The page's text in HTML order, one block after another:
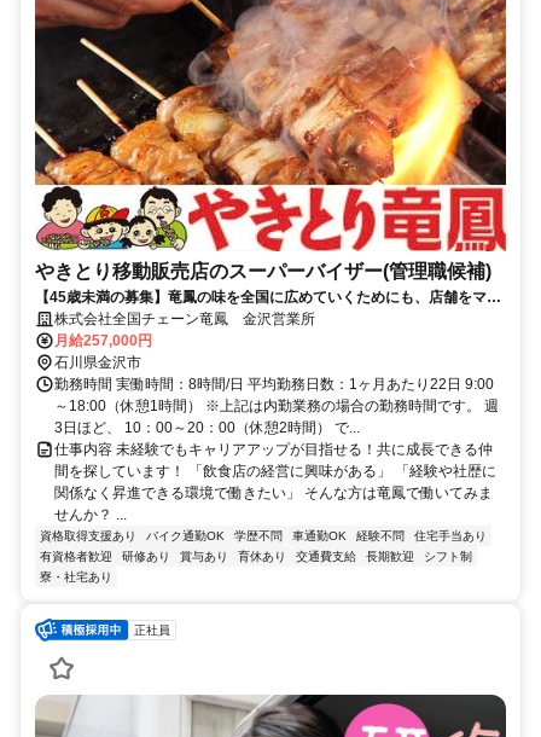
やきとり移動販売店のスーパーバイザー(管理職候補)
【45歳未満の募集】竜鳳の味を全国に広めていくためにも、店舗をマネ
ジメントする【スーパーバイザー】を募集します！
株式会社全国チェーン竜鳳 金沢営業所
月給257,000円
石川県金沢市
勤務時間 実働時間：8時間/日 平均勤務日数：1ヶ月あたり22日 9:00
～18:00（休憩1時間） ※上記は内勤業務の場合の勤務時間です。 週
3日ほど、 10：00～20：00（休憩2時間） で...
仕事内容 未経験でもキャリアアップが目指せる！共に成長できる仲
間を探しています！ 「飲食店の経営に興味がある」 「経験や社歴に
関係なく昇進できる環境で働きたい」 そんな方は竜鳳で働いてみま
せんか？ ...
資格取得支援あり バイク通勤OK 学歴不問 車通勤OK 経験不問
住宅手当あり
有資格者歓迎
研修あり 賞与あり 育休あり 交通費支給 長期歓迎
シフト制
寮・社宅あり
正社員